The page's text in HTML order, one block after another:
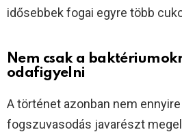
idősebbek fogai egyre több
Nem csak a
odafigyelni
A történet azonban nem
fogszuvasodás javarészt